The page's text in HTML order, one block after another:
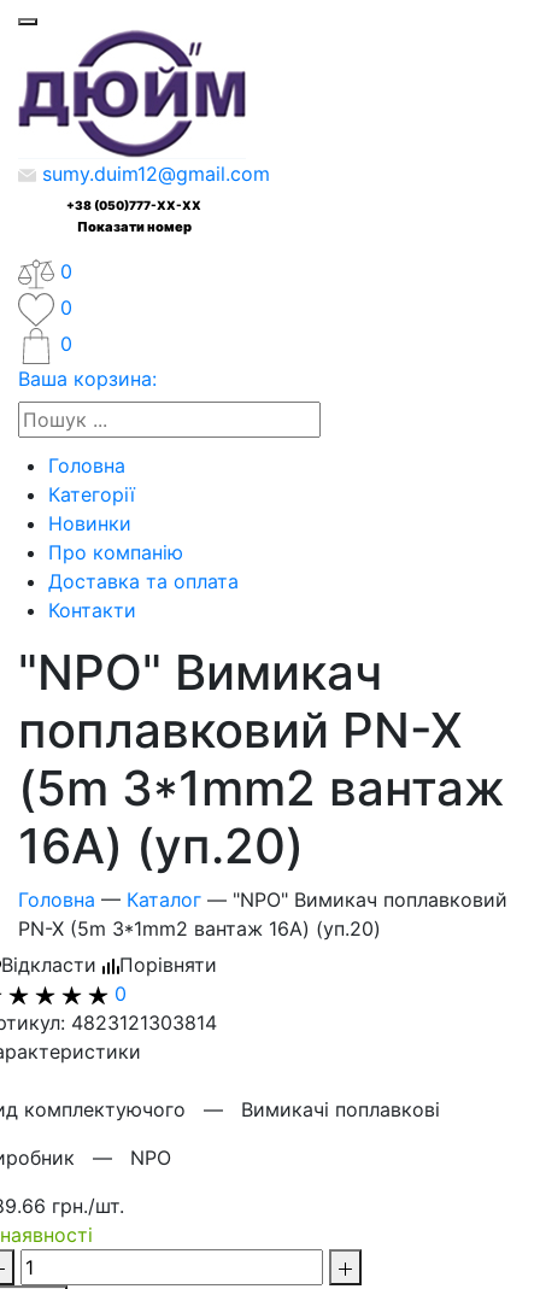
sumy.duim12@gmail.com
+38 (050)777-XX-XX
Показати номер
0
0
0
Ваша корзина:
Головна
Категорії
Новинки
Про компанію
Доставка та оплата
Контакти
"NPO" Вимикач
поплавковий PN-X
(5m 3*1mm2 вантаж
16А) (уп.20)
Головна — Каталог — "NPO" Вимикач поплавковий
PN-X (5m 3*1mm2 вантаж 16А) (уп.20)
Відкласти
Порівняти
0
4823121303814
комплектуючого — Вимикачі поплавкові
— NPO
грн./шт.